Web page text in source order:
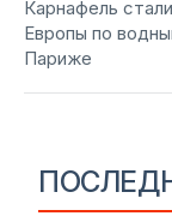
Карнафель
Европы по
Париже